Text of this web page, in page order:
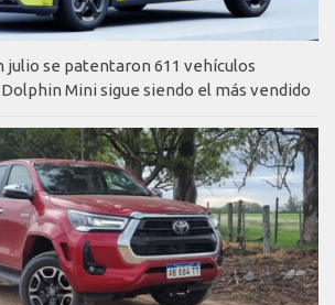
julio se patentaron 611 vehículos
Mini sigue siendo el más vendido